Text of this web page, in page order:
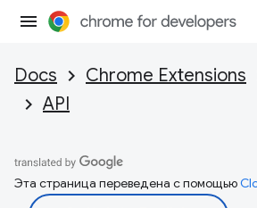
Docs Chrome Extensions
API
Эта страница переведена с помощью